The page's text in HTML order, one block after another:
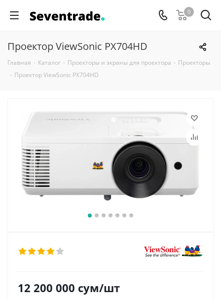
0
Проектор ViewSonic PX704HD
Главная - Каталог - Проекторы и экраны для проектора - Проекторы
- Проектор ViewSonic PX704HD
12 200 000 сум/шт